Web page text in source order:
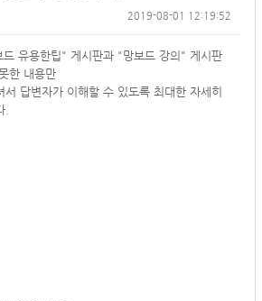
2019-08-01 12:19:52
유용한팁" 게시판과 "망보드 강의" 게시판
한 내용만
서 답변자가 이해할 수 있도록 최대한 자세히
.